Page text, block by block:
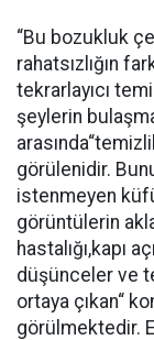
“Bu bozukluk
rahatsızlığın
tekrarlayıcı
şeylerin
görülenidir.
istenmeyen
görüntülerin
hastalığı,kapı
düşünceler ve
ortaya çıkan“
görülmektedir.